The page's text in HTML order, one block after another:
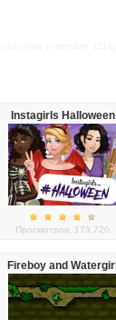
Instagirls Halloween
Dress Up
Просмотров: 173,720
Fireboy and Watergirl